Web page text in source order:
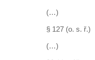
(…)
§ 127 (o. s. ř.)
(…)